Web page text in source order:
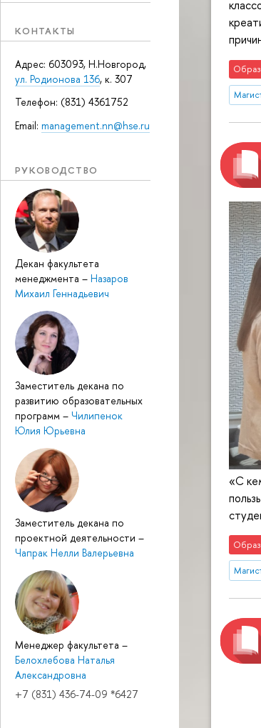
КОНТАКТЫ
Адрес: 603093, Н.Новгород,
ул. Родионова 136, к. 307
Телефон: (831) 4361752
Email: management.nn@hse.ru
РУКОВОДСТВО
Декан факультета
менеджмента – Назаров
Михаил Геннадьевич
Заместитель декана по
развитию образовательных
программ – Чилипенок
Юлия Юрьевна
Заместитель декана по
проектной деятельности –
Чапрак Нелли Валерьевна
Менеджер факультета –
Белохлебова Наталья
Александровна
+7 (831) 436-74-09 *6427
«С